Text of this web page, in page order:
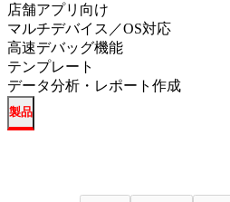
店舗アプリ向け
マルチデバイス／OS対応
高速デバッグ機能
テンプレート
データ分析・レポート作成
製品